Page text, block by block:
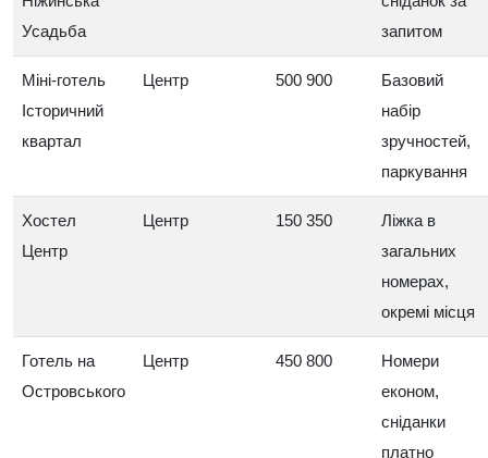
Усадьба
запитом
Міні‑готель
Історичний
квартал
Центр 500 900
Базовий
набір
зручностей,
паркування
Хостел
Центр
Центр 150 350
Ліжка в
загальних
номерах,
окремі місця
Готель на
Островського
Центр 450 800
Номери
економ,
сніданки
платно